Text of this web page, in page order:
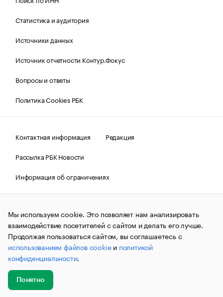
Статистика и аудитория
Источники данных
Источник отчетности Контур.Фокус
Вопросы и ответы
Политика Cookies РБК
Контактная информация
Редакция
Рассылка РБК Новости
Информация об ограничениях
Правовая информация
О соблюдении авторских прав
© АО «РОСБИЗНЕСКОНСАЛТИНГ»,1995–2026.Сообщения
и материалы информационного агентства «РБК»
(зарегистрировано Федеральной службой по надзору в сфере
связи, информационных технологий и массовых
коммуникаций (Роскомнадзор) 09.12.2015 за номером ИА
№ФС77-63848) сопровождаются пометкой «РБК». Отдельные
публикации могут содержать информацию,
не предназначенную для пользователей
до 18 лет.
Мы используем cookie. Это позволяет нам анализировать
взаимодействие посетителей с сайтом и делать его лучше.
Продолжая пользоваться сайтом, вы соглашаетесь с
использованием файлов cookieи политикой
конфиденциальности.
Понятно